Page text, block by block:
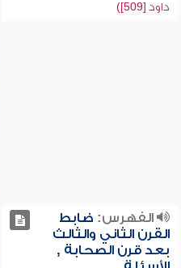
داود [509])
الفهرس: ضابط
القرن الثاني والثالث
بعد قرن الصحابة ,